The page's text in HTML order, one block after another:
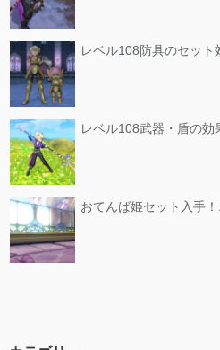
レベル108防具のセット
レベル108武器・盾の効
おてんば姫セット入手